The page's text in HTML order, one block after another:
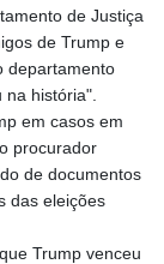
de Justiça
de Trump e
departamento
história".
em casos em
procurador
de documentos
das eleições
Trump venceu